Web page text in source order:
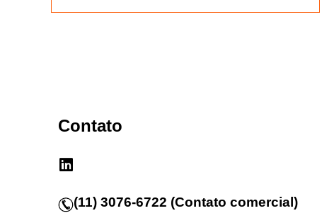
Contato
(11) 3076-6722 (Contato comercial)